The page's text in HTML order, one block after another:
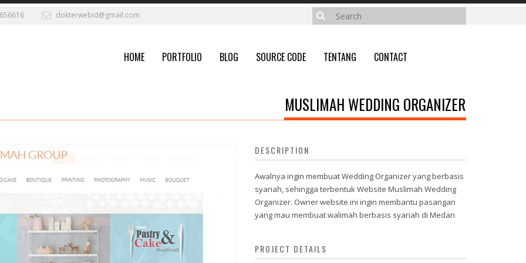
dokterwebid@gmail.com
HOME PORTFOLIO BLOG SOURCE CODE TENTANG CONTACT
MUSLIMAH WEDDING ORGANIZER
DESCRIPTION
Awalnya ingin membuat Wedding Organizer yang berbasis
syariah, sehingga terbentuk Website Muslimah Wedding
Organizer. Owner website ini ingin membantu pasangan
yang mau membuat walimah berbasis syariah di Medan
PROJECT DETAILS